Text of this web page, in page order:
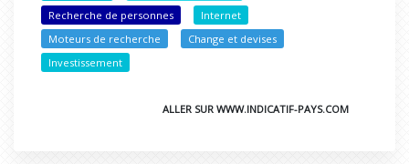
Recherche de personnes
Internet
Moteurs de recherche
Change et devises
Investissement
ALLER SUR WWW.INDICATIF-PAYS.COM